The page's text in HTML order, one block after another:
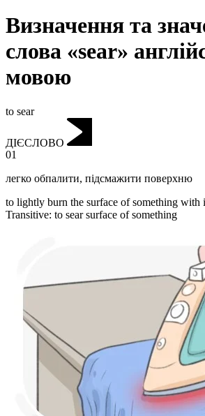
Визначення та
слова «sear»
мовою
to sear
ДІЄСЛОВО
01
легко обпалити, підсмажити поверхню
to lightly burn the surface of something with
Transitive: to searsurface of something